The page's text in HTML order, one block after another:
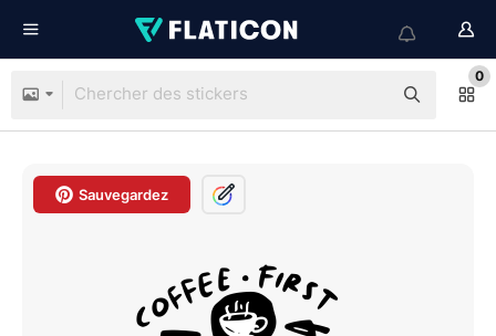
0
Sauvegardez